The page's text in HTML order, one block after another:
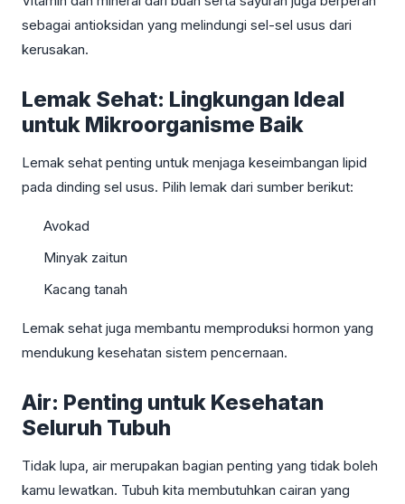
sebagai antioksidan yang melindungi sel-sel usus dari
kerusakan.
Lemak Sehat: Lingkungan Ideal
untuk Mikroorganisme Baik
Lemak sehat penting untuk menjaga keseimbangan lipid
pada dinding sel usus. Pilih lemak dari sumber berikut:
Avokad
Minyak zaitun
Kacang tanah
Lemak sehat juga membantu memproduksi hormon yang
mendukung kesehatan sistem pencernaan.
Air: Penting untuk Kesehatan
Seluruh Tubuh
Tidak lupa, air merupakan bagian penting yang tidak boleh
kamu lewatkan. Tubuh kita membutuhkan cairan yang